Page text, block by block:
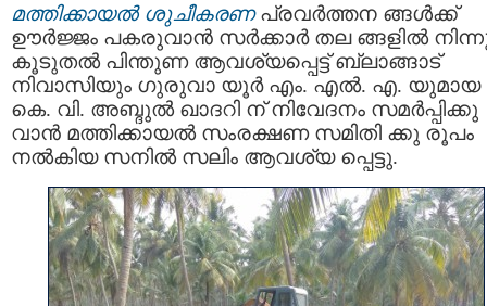
മത്തിക്കായൽ ശുചീകരണപ്രവർത്തന ങ്ങൾക്ക്
ഊർജ്ജം പകരുവാൻ സർക്കാർ തല ങ്ങളിൽ
കൂടുതൽ പിന്തുണ ആവശ്യപ്പെട്ട് ബ്ലാങ്ങാട്
നിവാസിയും ഗുരുവാ യൂർ എം. എൽ. എ. യുമായ
കെ. വി. അബ്ദുൽ ഖാദറി ന് നിവേദനം സമർപ്പിക്കു
വാൻ മത്തിക്കായൽ സംരക്ഷണ സമിതി ക്കു രൂപം
നൽകിയ സനിൽ സലിം ആവശ്യ പ്പെട്ടു.